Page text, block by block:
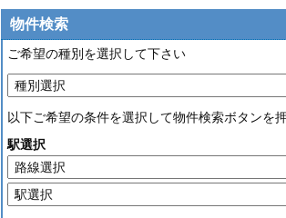
物件検索
ご希望の種別を選択して下さい
以下ご希望の条件を選択して物件検索ボタンを
駅選択